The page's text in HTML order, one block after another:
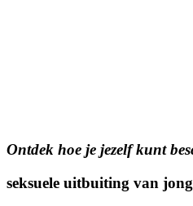
Ontdek hoe je jezelf kunt
seksuele uitbuiting van